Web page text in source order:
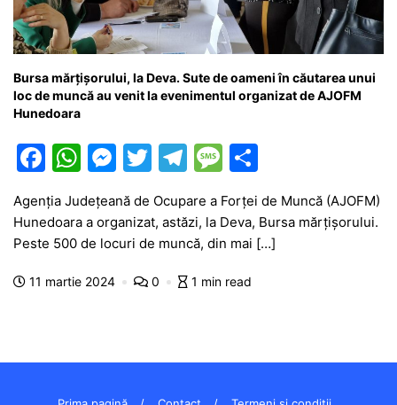
Bursa mărțișorului, la Deva. Sute de oameni în căutarea unui
loc de muncă au venit la evenimentul organizat de AJOFM
Hunedoara
F
a
c
e
b
o
k
W
at
s
A
M
s
s
e
er
T
itt
er
T
e
gr
a
m
M
s
s
a
g
ta
je
Agenția Județeană de Ocupare a Forței de Muncă (AJOFM)
Hunedoara a organizat, astăzi, la Deva, Bursa mărțișorului.
Peste 500 de locuri de muncă, din mai […]
11 martie 2024 0 1 min read